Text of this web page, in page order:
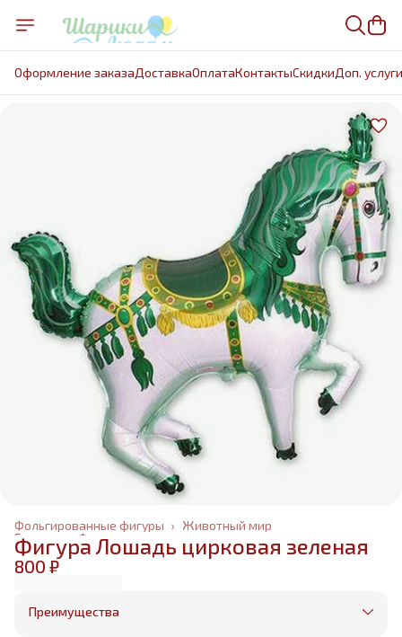
Оформление заказаДоставкаОплатаКонтактыCкидкиДоп. услуги
Животный мир
Фольгированные фигуры ›
Фольгированные шары
Главная
Фигура Лошадь цирковая зеленая
800 ₽
Преимущества
Оплата частями в Сплит